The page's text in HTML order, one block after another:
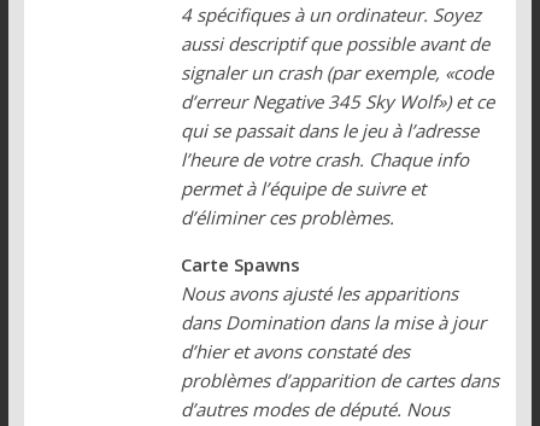
4 spécifiques à un ordinateur. Soyez
aussi descriptif que possible avant de
signaler un crash (par exemple, «code
d’erreur Negative 345 Sky Wolf») et ce
qui se passait dans le jeu à l’adresse
l’heure de votre crash. Chaque info
permet à l’équipe de suivre et
d’éliminer ces problèmes.
Carte Spawns
Nous avons ajusté les apparitions
dans Domination dans la mise à jour
d’hier et avons constaté des
problèmes d’apparition de cartes dans
d’autres modes de député. Nous